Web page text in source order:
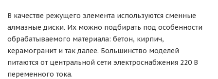
В качестве режущего элемента используются сменные
алмазные диски. Их можно подбирать под особенности
обрабатываемого материала: бетон, кирпич,
керамогранит и так далее. Большинство моделей
питаются от центральной сети электроснабжения 220 В
переменного тока.